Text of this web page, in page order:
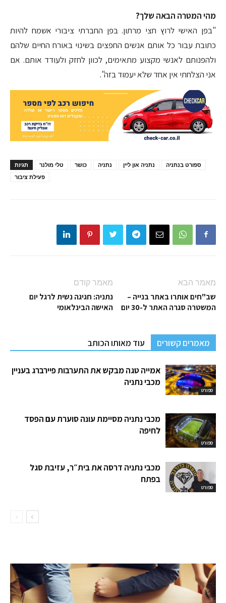
מהי המטרה הבאה שלך?
"בפן האישי לרוץ חצי מרתון. בפן החברתי ציבורי אשמח להיות
כתובת עבור כל אותם אנשים החפצים בשינוי באורח החיים שלהם
ולהפנותם לאנשי מקצוע מתאימים, לכוון לחזק ולעודד אותם. אם
אני הצלחתי אין אחד שלא יעמוד בזה".
תגיות טלי מולנר כושר נתניה נתניה און ליין
ספורט בנתניה
פעילת ציבור
מאמר קודם
נתניה: חגיגה נשית לרגל יום
האישה הבינלאומי
מאמר הבא
שב"חים אותרו באתר בנייה –
המשטרה סגרה האתר ל-30 יום
מאמרים קשורים עוד מאותו הכותב
ספורט
אמייה טגה מבקש את התערבות פיירברג בעניין
מכבי נתניה
ספורט
מכבי נתניה מסיימת עונה סוערת עם הפסד
לחיפה
ספורט
מכבי נתניה דרסה את בית״ר, עזיבת סגל
בפתח